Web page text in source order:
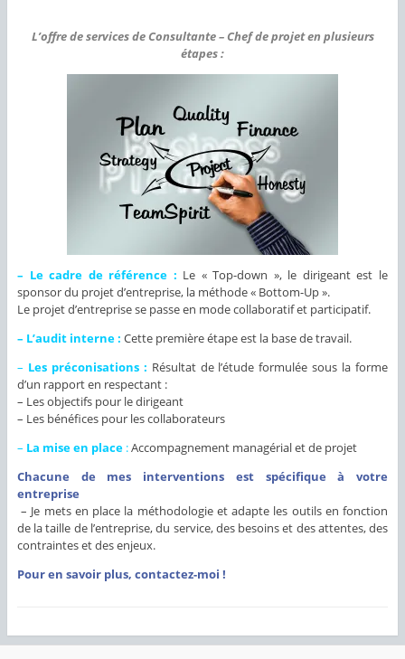
L’offre de services de Consultante – Chef de projet en plusieurs
étapes :
– Le cadre de référence : Le « Top-down », le dirigeant est le
sponsor du projet d’entreprise, la méthode « Bottom-Up ».
Le projet d’entreprise se passe en mode collaboratif et participatif.
– L’audit interne : Cette première étape est la base de travail.
– Les préconisations : Résultat de l’étude formulée sous la forme
d’un rapport en respectant :
– Les objectifs pour le dirigeant
– Les bénéfices pour les collaborateurs
– La mise en place:Accompagnement managérial et de projet
Chacune de mes interventions est spécifique à votre
entreprise
– Je mets en place la méthodologie et adapte les outils en fonction
de la taille de l’entreprise, du service, des besoins et des attentes, des
contraintes et des enjeux.
Pour en savoir plus, contactez-moi !